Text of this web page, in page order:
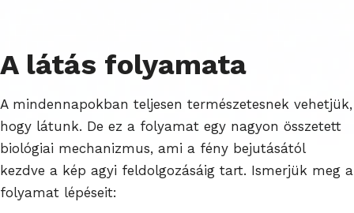
A látás folyamata
A mindennapokban teljesen természetesnek vehetjük,
hogy látunk. De ez a folyamat egy nagyon összetett
biológiai mechanizmus, ami a fény bejutásától
kezdve a kép agyi feldolgozásáig tart. Ismerjük meg a
folyamat lépéseit: